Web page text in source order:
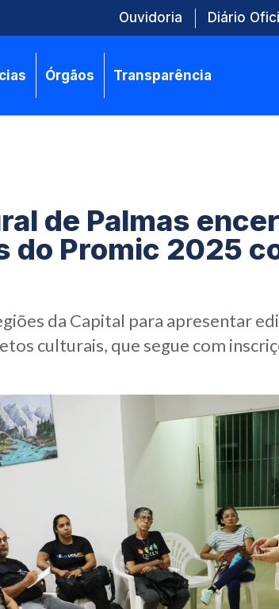
Ouvidoria Diário
Órgãos Transparência
de Palmas
do Promic 2025
da Capital para apresentar
culturais, que segue com